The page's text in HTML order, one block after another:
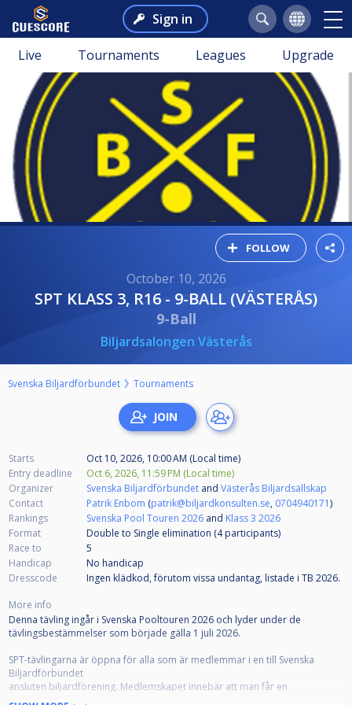
Sign in
Live Tournaments Leagues Upgrade
FOLLOW
October 10, 2026
SPT KLASS 3, R16 - 9-BALL (VÄSTERÅS)
9-Ball
Biljardsalongen Västerås
Svenska Biljardförbundet Tournaments
Starts
Oct 10, 2026, 10:00 AM (Local time)
Entry deadline
Oct 6, 2026, 11:59 PM (Local time)
Organizer
Svenska Biljardförbundet and Västerås Biljardsällskap
Contact
Patrik Enbom (patrik@biljardkonsulten.se, 0704940171)
Rankings
Svenska Pool Touren 2026 and Klass 3 2026
Format
Double to Single elimination (4participants)
Race to
5
Handicap
No handicap
Dresscode
Ingen klädkod, förutom vissa undantag, listade i TB 2026.
More info
Denna tävling ingår i Svenska Pooltouren 2026 och lyder under de
tävlingsbestämmelser som började gälla 1 juli 2026.
SPT-tävlingarna är öppna för alla som är medlemmar i en till Svenska
Biljardförbundet
ansluten biljardförening. Medlemskapet innebär att man får en
tävlingslicens, och att klubben registrerar spelaren som "Spelare" på